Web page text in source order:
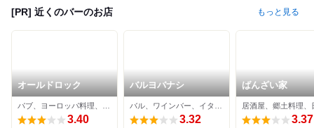
[PR] 近くのバーのお店 もっと見る
オールドロック
3.40
バルヨバナシ
3.32
ばんざい家
3.37